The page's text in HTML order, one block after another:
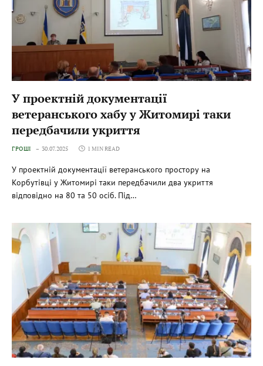
У проектній документації
ветеранського хабу у Житомирі таки
передбачили укриття
ГРОШІ 30.07.2025 1 MIN READ
У проектній документації ветеранського простору на
Корбутівці у Житомирі таки передбачили два укриття
відповідно на 80 та 50 осіб. Під…